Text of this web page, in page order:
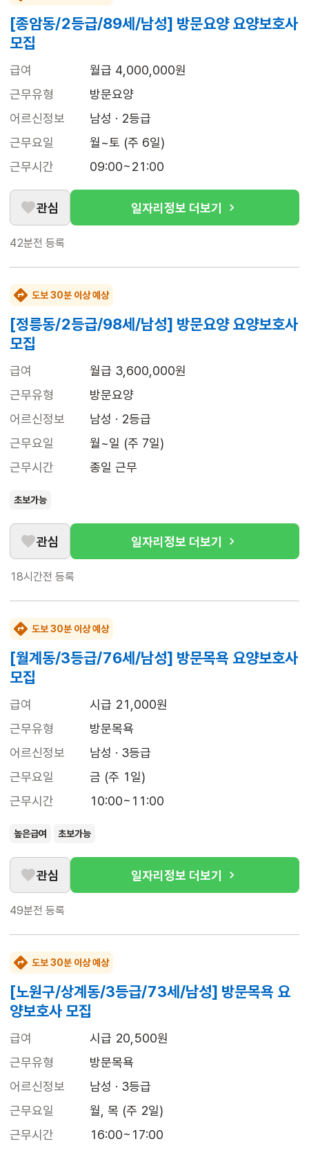
[종암동/2등급/89세/남성] 방문요양 요양보호사
모집
급여
월급 4,000,000원
근무유형
방문요양
어르신정보
남성 · 2등급
근무요일
월~토 (주 6일)
근무시간
09:00~21:00
관심 일자리정보 더보기
42분전 등록
도보 30분 이상 예상
[정릉동/2등급/98세/남성] 방문요양 요양보호사
모집
급여
월급 3,600,000원
근무유형
방문요양
어르신정보
남성 · 2등급
근무요일
월~일 (주 7일)
근무시간
종일 근무
초보가능
관심 일자리정보 더보기
18시간전 등록
도보 30분 이상 예상
[월계동/3등급/76세/남성] 방문목욕 요양보호사
모집
급여
시급 21,000원
근무유형
방문목욕
어르신정보
남성 · 3등급
근무요일
금 (주 1일)
근무시간
10:00~11:00
높은급여 초보가능
관심 일자리정보 더보기
49분전 등록
도보 30분 이상 예상
[노원구/상계동/3등급/73세/남성] 방문목욕 요
양보호사 모집
급여
시급 20,500원
근무유형
방문목욕
어르신정보
남성 · 3등급
근무요일
월, 목 (주 2일)
근무시간
16:00~17:00